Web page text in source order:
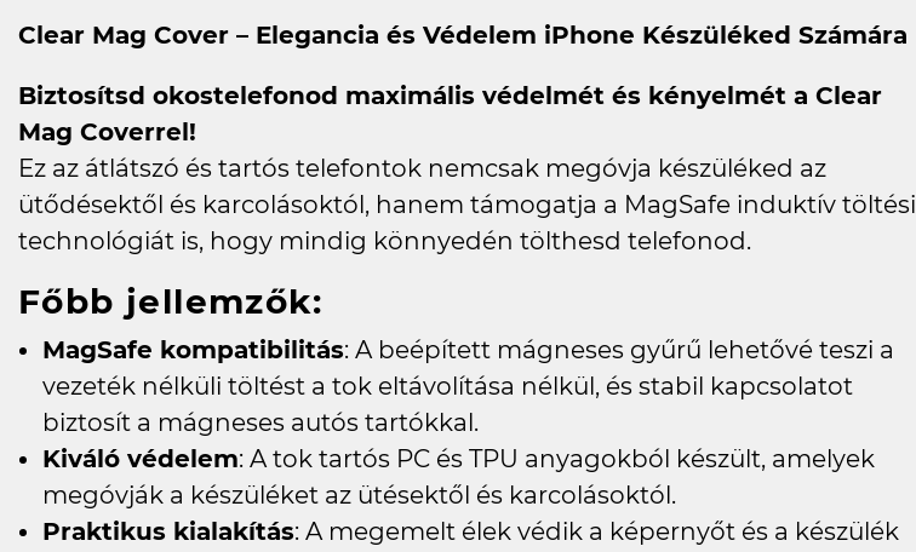
Clear Mag Cover – Elegancia és Védelem iPhone Készüléked Számára
Biztosítsd okostelefonod maximális védelmét és kényelmét a Clear
Mag Coverrel!
Ez az átlátszó és tartós telefontok nemcsak megóvja készüléked az
ütődésektől és karcolásoktól, hanem támogatja a MagSafe induktív töltési
technológiát is, hogy mindig könnyedén tölthesd telefonod.
Főbb jellemzők:
MagSafe kompatibilitás: A beépített mágneses gyűrű lehetővé teszi a
vezeték nélküli töltést a tok eltávolítása nélkül, és stabil kapcsolatot
biztosít a mágneses autós tartókkal.
Kiváló védelem: A tok tartós PC és TPU anyagokból készült, amelyek
megóvják a készüléket az ütésektől és karcolásoktól.
Praktikus kialakítás: A megemelt élek védik a képernyőt és a készülék